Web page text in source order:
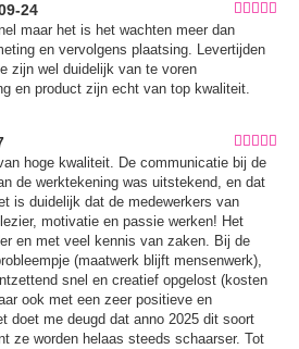
24
maar het is het wachten meer dan
en vervolgens plaatsing. Levertijden
zijn wel duidelijk van te voren
en product zijn echt van top kwaliteit.
hoge kwaliteit. De communicatie bij de
de werktekening was uitstekend, en dat
is duidelijk dat de medewerkers van
motivatie en passie werken! Het
en met veel kennis van zaken. Bij de
(maatwerk blijft mensenwerk),
snel en creatief opgelost (kosten
ook met een zeer positieve en
doet me deugd dat anno 2025 dit soort
ze worden helaas steeds schaarser. Tot